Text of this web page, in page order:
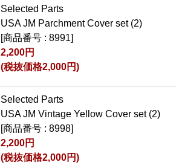
Selected Parts
USA JM Parchment Cover set (2)
[商品番号 : 8991]
2,200円
(税抜価格2,000円)
Selected Parts
USA JM Vintage Yellow Cover set (2)
[商品番号 : 8998]
2,200円
(税抜価格2,000円)